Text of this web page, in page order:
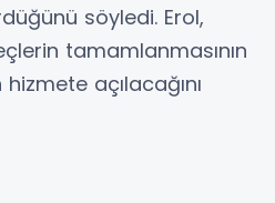
söyledi. Erol,
tamamlanmasının
açılacağını